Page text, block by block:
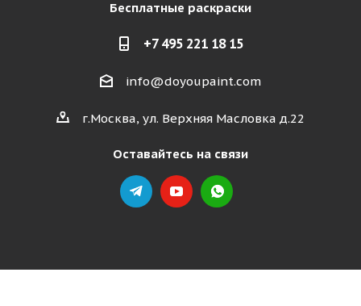
Бесплатные раскраски
+7 495 221 18 15
info@doyoupaint.com
г.Москва, ул. Верхняя Масловка д.22
Оставайтесь на связи